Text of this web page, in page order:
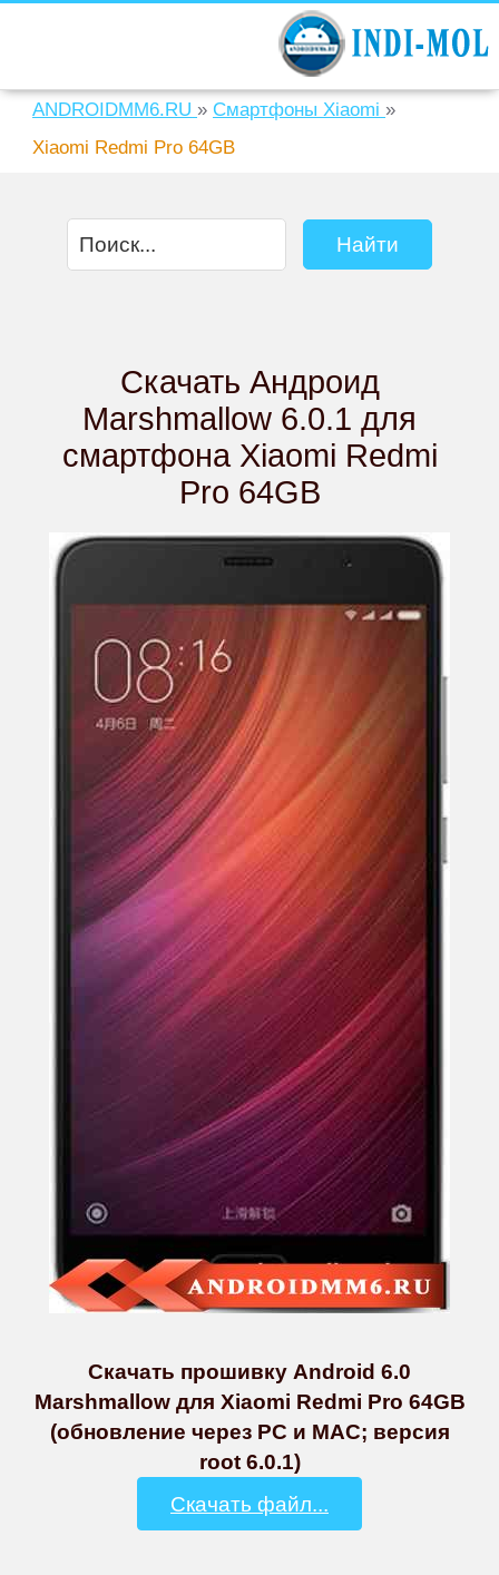
ANDROIDMM6.RU » Смартфоны Xiaomi »
Xiaomi Redmi Pro 64GB
Скачать Андроид
Marshmallow 6.0.1 для
смартфона Xiaomi Redmi
Pro 64GB
Скачать прошивку Android 6.0
Marshmallow для Xiaomi Redmi Pro 64GB
(обновление через PC и MAC; версия
root 6.0.1)
Скачать файл...